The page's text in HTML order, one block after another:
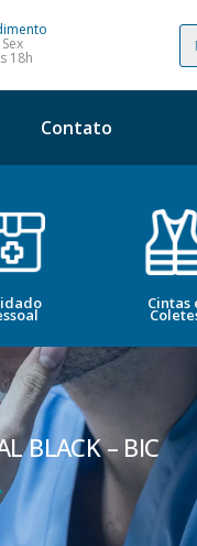
18h
Contato
Cintas
BLACK – BIC